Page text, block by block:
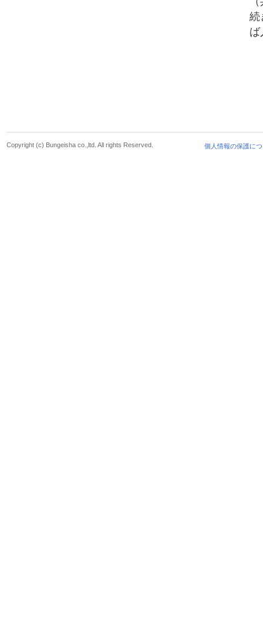
続
ば
個人情報の保護に
Copyright (c) Bungeisha co.,ltd. All rights Reserved.